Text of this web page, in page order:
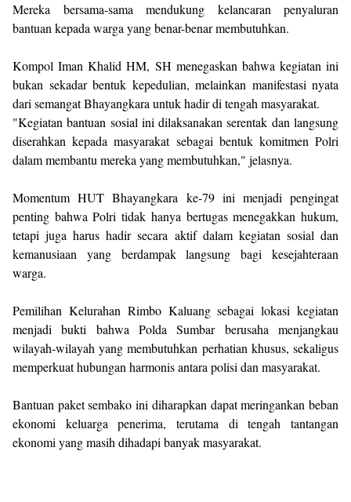
Mereka bersama-sama mendukung kelancaran penyaluran
bantuan kepada warga yang benar-benar membutuhkan.
Kompol Iman Khalid HM, SH menegaskan bahwa kegiatan ini
bukan sekadar bentuk kepedulian, melainkan manifestasi nyata
dari semangat Bhayangkara untuk hadir di tengah masyarakat.
"Kegiatan bantuan sosial ini dilaksanakan serentak dan langsung
diserahkan kepada masyarakat sebagai bentuk komitmen Polri
dalam membantu mereka yang membutuhkan," jelasnya.
Momentum HUT Bhayangkara ke-79 ini menjadi pengingat
penting bahwa Polri tidak hanya bertugas menegakkan hukum,
tetapi juga harus hadir secara aktif dalam kegiatan sosial dan
kemanusiaan yang berdampak langsung bagi kesejahteraan
warga.
Pemilihan Kelurahan Rimbo Kaluang sebagai lokasi kegiatan
menjadi bukti bahwa Polda Sumbar berusaha menjangkau
wilayah-wilayah yang membutuhkan perhatian khusus, sekaligus
memperkuat hubungan harmonis antara polisi dan masyarakat.
Bantuan paket sembako ini diharapkan dapat meringankan beban
ekonomi keluarga penerima, terutama di tengah tantangan
ekonomi yang masih dihadapi banyak masyarakat.